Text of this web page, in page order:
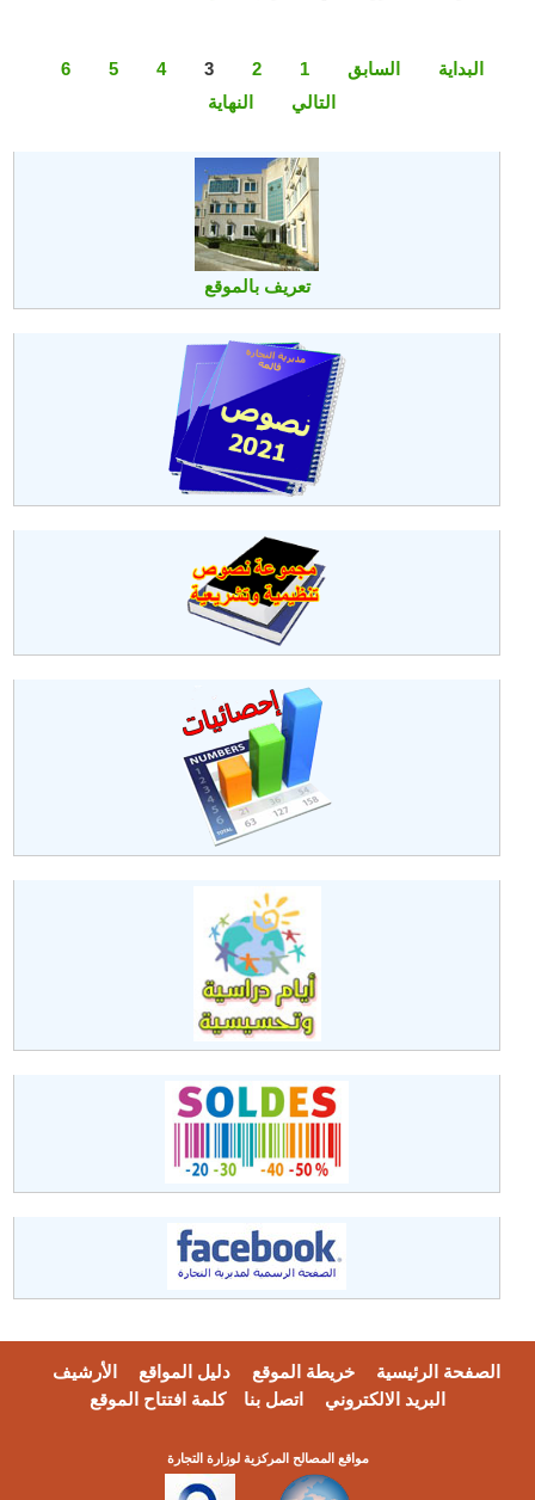
البداية السابق 1
2
3
4
5
6
التالي
النهاية
تعريف بالموقع
الصفحة الرئيسية خريطة الموقع دليل المواقع
الأرشيف
البريد الالكتروني
اتصل بنا كلمة افتتاح الموقع
مواقع المصالح المركزية لوزارة التجارة